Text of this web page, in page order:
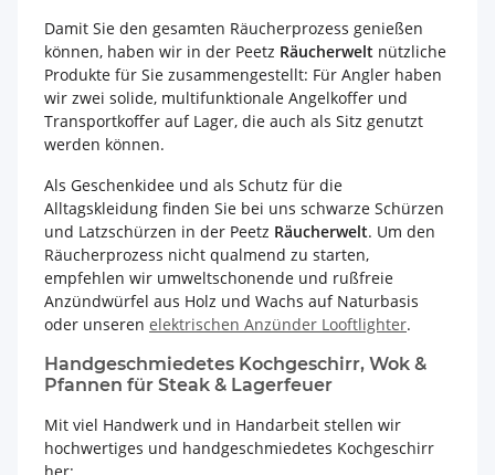
Damit Sie den gesamten Räucherprozess genießen
können, haben wir in der Peetz Räucherwelt nützliche
Produkte für Sie zusammengestellt: Für Angler haben
wir zwei solide, multifunktionale Angelkoffer und
Transportkoffer auf Lager, die auch als Sitz genutzt
werden können.
Als Geschenkidee und als Schutz für die
Alltagskleidung finden Sie bei uns schwarze Schürzen
und Latzschürzen in der Peetz Räucherwelt. Um den
Räucherprozess nicht qualmend zu starten,
empfehlen wir umweltschonende und rußfreie
Anzündwürfel aus Holz und Wachs auf Naturbasis
oder unseren elektrischen Anzünder Looftlighter.
Handgeschmiedetes Kochgeschirr, Wok &
Pfannen für Steak & Lagerfeuer
Mit viel Handwerk und in Handarbeit stellen wir
hochwertiges und handgeschmiedetes Kochgeschirr